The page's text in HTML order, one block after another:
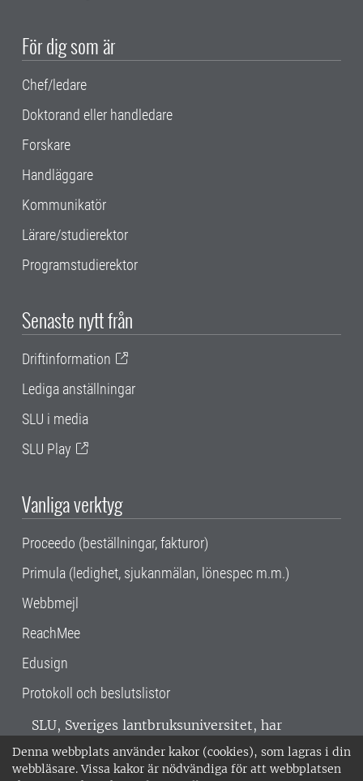
Denna webbplats använder kakor (cookies), som lagras i din
webbläsare. Vissa kakor är nödvändiga för att webbplatsen
För dig som är
Chef/ledare
Doktorand eller handledare
Forskare
Handläggare
Kommunikatör
Lärare/studierektor
Programstudierektor
Senaste nytt från
Driftinformation
Lediga anställningar
SLU i media
SLU Play
Vanliga verktyg
Proceedo (beställningar, fakturor)
Primula (ledighet, sjukanmälan, lönespec m.m.)
Webbmejl
ReachMee
Edusign
Protokoll och beslutslistor
SLU, Sveriges lantbruksuniversitet, har
verksamhet över hela Sverige. Huvudorter är
Alnarp, Uppsala och Umeå.SLU är